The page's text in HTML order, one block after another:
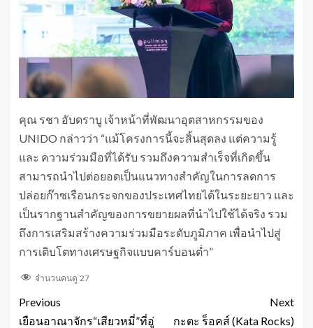
คุณ รชา อับดราบู เจ้าหน้าที่พัฒนาอุตสาหกรรมของ
UNIDO กล่าวว่า “แม้โครงการนี้จะสิ้นสุดลง แต่ความรู้
และ ความร่วมมือที่ได้รับ รวมถึงความสำเร็จที่เกิดขึ้น
สามารถนำไปต่อยอดเป็นแนวทางสำคัญในการลดการ
ปล่อยก๊าซเรือนกระจกของประเทศไทยได้ในระยะยาว และ
เป็นรากฐานสำคัญของการขยายผลที่นำไปใช้ได้จริง รวม
ถึงการเสริมสร้างความร่วมมือระดับภูมิภาค เพื่อนำไปสู่
การเติบโตทางเศรษฐกิจแบบคาร์บอนต่ำ”
จำนวนคนดู 27
Previous
เยือนอาณาจักร“เสียวหมี่”ที่อู่
Next
กะตะ ร็อคส์ (Kata Rocks)